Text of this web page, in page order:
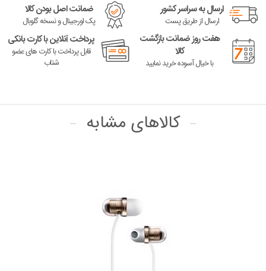
ارسال به سراسر کشور
ارسال از طریق پست
ضمانت اصل بودن کالا
پک اورجینال و نسخه گلوبال
هفت روز ضمانت بازگشت
کالا
با خیال آسوده خرید نمایید
پرداخت آنلاین با کارت بانکی
قابل پرداخت با کارت های عضو
شتاب
کالاهای مشابه